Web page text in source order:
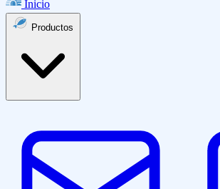
Inicio